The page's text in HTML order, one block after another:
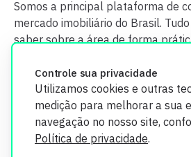
Controle sua privacidade
Utilizamos cookies e outras
medição para melhorar a sua
navegação no nosso site,
Política de privacidade.
Somos a principal plataforma de
mercado imobiliário do Brasil.
saber sobre a área de forma